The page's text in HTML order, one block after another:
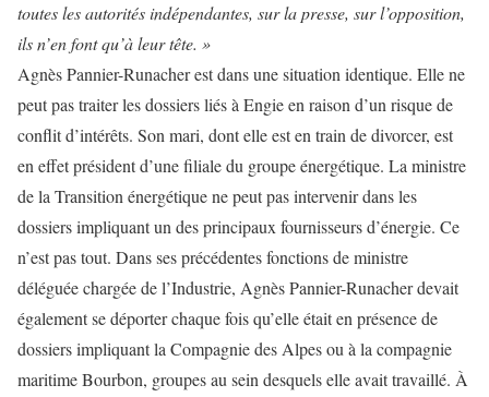
toutes les autorités indépendantes, sur la presse, sur l’opposition,
ils n’en font qu’à leur tête. »
Agnès Pannier-Runacher est dans une situation identique. Elle ne
peut pas traiter les dossiers liés à Engie en raison d’un risque de
conflit d’intérêts. Son mari, dont elle est en train de divorcer, est
en effet président d’une filiale du groupe énergétique. La ministre
de la Transition énergétique ne peut pas intervenir dans les
dossiers impliquant un des principaux fournisseurs d’énergie. Ce
n’est pas tout. Dans ses précédentes fonctions de ministre
déléguée chargée de l’Industrie, Agnès Pannier-Runacher devait
également se déporter chaque fois qu’elle était en présence de
dossiers impliquant la Compagnie des Alpes ou à la compagnie
maritime Bourbon, groupes au sein desquels elle avait travaillé. À